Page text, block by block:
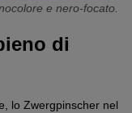
e nero-focato.
di
lo Zwergpinscher nel